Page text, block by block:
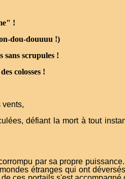
!
dou-douuuu !)
sans scrupules !
colosses !
vents,
défiant la mort à tout
par sa propre
étranges qui ont